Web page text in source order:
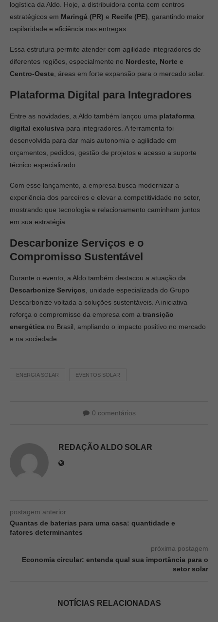
logística da Aldo. Hoje, a distribuidora conta com centros
estratégicos em Maringá (PR) e Recife (PE) , garantindo maior
capilaridade e eficiência nas entregas.
Essa estrutura permite atender com agilidade integradores de
diferentes regiões, especialmente no Nordeste, Norte e
Centro-Oeste , áreas em forte expansão para o mercado solar.
Plataforma Digital para Integradores
Entre as novidades, a Aldo também lançou uma plataforma
digital exclusiva para integradores. A ferramenta foi
desenvolvida para dar mais autonomia e agilidade em
orçamentos, pedidos, gestão de projetos e acesso a suporte
técnico especializado.
Com esse lançamento, a empresa busca modernizar a
experiência dos parceiros e elevar a competitividade no setor,
mostrando que tecnologia e relacionamento caminham juntos
em sua estratégia.
Descarbonize Serviços e o
Compromisso Sustentável
Durante o evento, a Aldo também destacou a atuação da
Descarbonize Serviços , unidade especializada do Grupo
Descarbonize voltada a soluções sustentáveis. A iniciativa
reforça o compromisso da empresa com a transição
energética no Brasil, ampliando o impacto positivo no mercado
e na sociedade.
ENERGIA SOLAR EVENTOS SOLAR
0 comentários
REDAÇÃO ALDO SOLAR
postagem anterior
Quantas de baterias para uma casa: quantidade e
fatores determinantes
próxima postagem
Economia circular: entenda qual sua importância para o
setor solar
NOTÍCIAS RELACIONADAS